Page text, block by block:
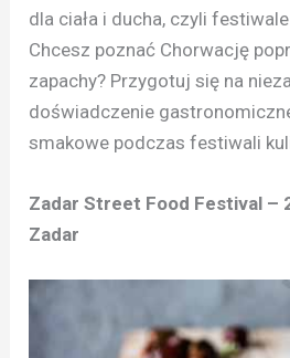
dla ciała i ducha, czyli
Chcesz poznać Chorwację
zapachy? Przygotuj się na
doświadczenie
smakowe podczas festiwali
Zadar Street Food Festival –
Zadar